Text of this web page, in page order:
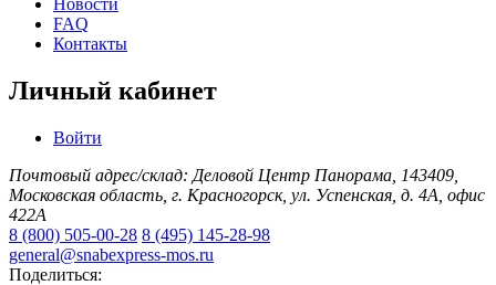
Новости
FAQ
Контакты
Личный кабинет
Войти
Почтовый адрес/склад: Деловой Центр Панорама, 143409,
Московская область, г. Красногорск, ул. Успенская, д. 4А, офис
422А
8 (800) 505-00-28 8 (495) 145-28-98
general@snabexpress-mos.ru
Поделиться: